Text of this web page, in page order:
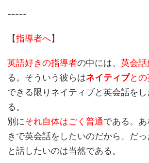
-----
【指導者へ】
英語好きの指導者の中には、 英会話
る。そういう彼らはネイティブと
できる限りネイティブと英会話を
る。
別にそれ自体はごく普通である。
きで英会話をしたいのだから、だ
と話したいのは当然である。